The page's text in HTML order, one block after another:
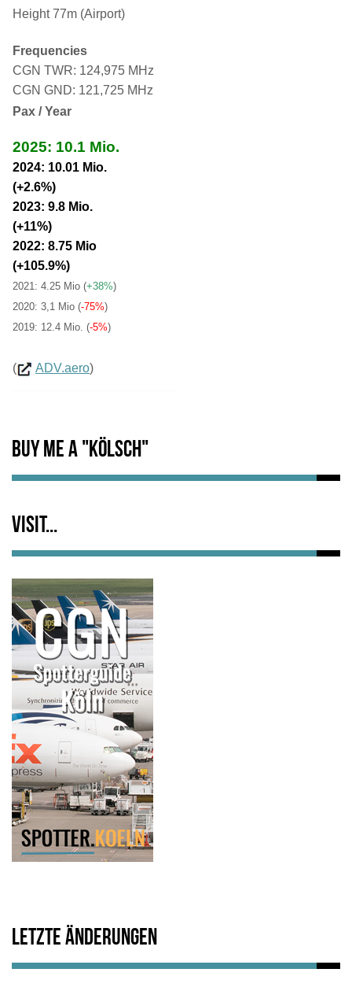
Height 77m (Airport)
Frequencies
CGN TWR: 124,975 MHz
CGN GND: 121,725 MHz
Pax / Year
2025: 10.1 Mio.
2024: 10.01 Mio.
(+2.6%)
2023: 9.8 Mio.
(+11%)
2022: 8.75 Mio
(+105.9%)
2021: 4.25 Mio (+38%)
2020: 3,1 Mio (-75%)
2019: 12.4 Mio. (-5%)
( ADV.aero)
Buy me a "Kölsch"
Visit...
Letzte Änderungen